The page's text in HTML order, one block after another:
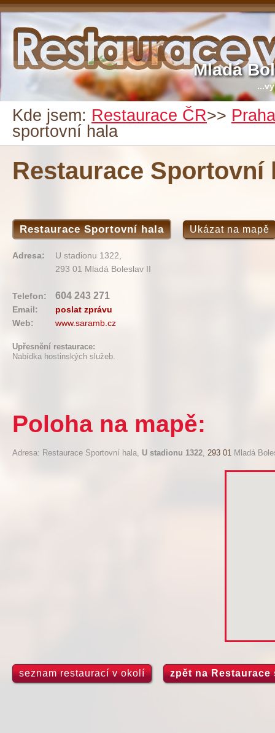
Mladá
Kde jsem: Restaurace ČR>> Praha
sportovní hala
Restaurace Sportovní
Restaurace Sportovní hala Ukázat na mapě
Adresa:
U stadionu 1322,
293 01 Mladá Boleslav II
Telefon: 604 243 271
Email:
poslat zprávu
Web:
www.saramb.cz
Upřesnění restaurace:
Nabídka hostinských služeb.
Poloha na mapě:
Adresa: Restaurace Sportovní hala, U stadionu 1322, 293 01 Mladá
seznam restaurací v okolí zpět na